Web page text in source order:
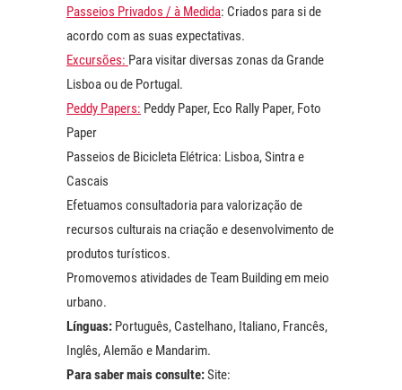
Passeios Privados / à Medida: Criados para si de
acordo com as suas expectativas.
Excursões: Para visitar diversas zonas da Grande
Lisboa ou de Portugal.
Peddy Papers: Peddy Paper, Eco Rally Paper, Foto
Paper
Passeios de Bicicleta Elétrica: Lisboa, Sintra e
Cascais
Efetuamos consultadoria para valorização de
recursos culturais na criação e desenvolvimento de
produtos turísticos.
Promovemos atividades de Team Building em meio
urbano.
Línguas: Português, Castelhano, Italiano, Francês,
Inglês, Alemão e Mandarim.
Para saber mais consulte:Site: